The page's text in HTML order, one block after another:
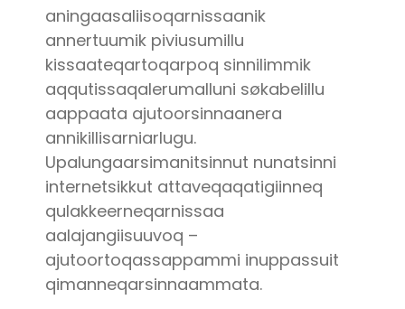
aningaasaliisoqarnissaanik
annertuumik piviusumillu
kissaateqartoqarpoq sinnilimmik
aqqutissaqalerumalluni søkabelillu
aappaata ajutoorsinnaanera
annikillisarniarlugu.
Upalungaarsimanitsinnut nunatsinni
internetsikkut attaveqaqatigiinneq
qulakkeerneqarnissaa
aalajangiisuuvoq –
ajutoortoqassappammi inuppassuit
qimanneqarsinnaammata.